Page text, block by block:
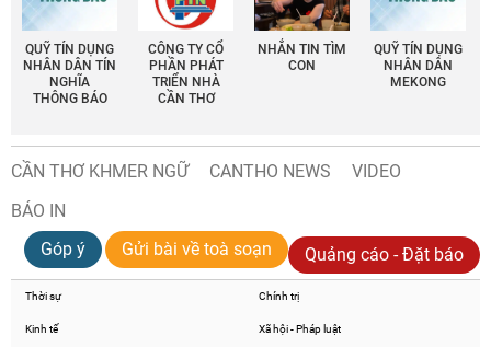
QUỸ TÍN DỤNG
NHÂN DÂN TÍN
NGHĨA
THÔNG BÁO
CÔNG TY CỔ
PHẦN PHÁT
TRIỂN NHÀ
CẦN THƠ
NHẮN TIN TÌM
CON
QUỸ TÍN DỤNG
NHÂN DÂN
MEKONG
CẦN THƠ KHMER NGỮ CANTHO NEWS
VIDEO
BÁO IN
Góp ý
Gửi bài về toà soạn Quảng cáo - Đặt báo
Thời sự Chính trị
Kinh tế Xã hội - Pháp luật